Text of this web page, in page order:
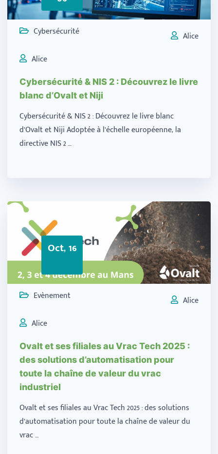
Cybersécurité
Alice
Alice
Cybersécurité & NIS 2 : Découvrez le livre
blanc d’Ovalt et Niji
Cybersécurité & NIS 2 : Découvrez le livre blanc
d’Ovalt et Niji Adoptée à l’échelle européenne, la
directive NIS 2 …
Oct, 16
Evènement
Alice
Alice
Ovalt et ses filiales au Vrac Tech 2025 :
des solutions d’automatisation pour
toute la chaîne de valeur du vrac
industriel
Ovalt et ses filiales au Vrac Tech 2025 : des solutions
d’automatisation pour toute la chaîne de valeur du
vrac …